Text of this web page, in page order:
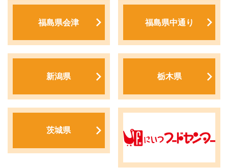
福島県会津 福島県中通り
新潟県 栃木県
茨城県